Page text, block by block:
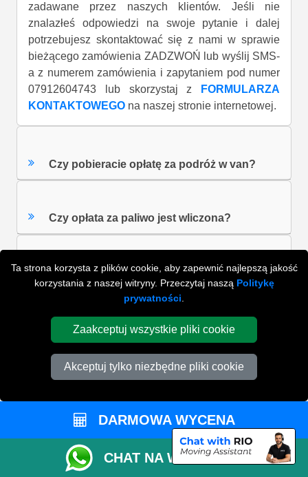
Ta strona korzysta z plików cookie, aby zapewnić najlepszą jakość
korzystania z naszej witryny. Przeczytaj naszą Politykę
prywatności
Zaakceptuj wszystkie pliki cookie
Akceptuj tylko niezbędne pliki cookie
zadawane przez naszych klientów. Jeśli nie
znalazłeś odpowiedzi na swoje pytanie i dalej
potrzebujesz skontaktować się z nami w sprawie
bieżącego zamówienia ZADZWOŃ lub wyślij SMS-
a z numerem zamówienia i zapytaniem pod numer
07912604743 lub skorzystaj z
FORMULARZA
KONTAKTOWEGO na naszej stronie internetowej.
Czy pobieracie opłatę za podróż w van?
Czy opłata za paliwo jest wliczona?
Czy spodziewacie się opóźnień?
Co to jest lista przewozowa?
ZOBACZ WSZYSTKIE FAQ'S
WYSZUKAJ W NAJCZĘŚCIEJ ZADAWANYCH
PYTANIACH
DARMOWA WYCENA
CHAT NA WHATSAPP